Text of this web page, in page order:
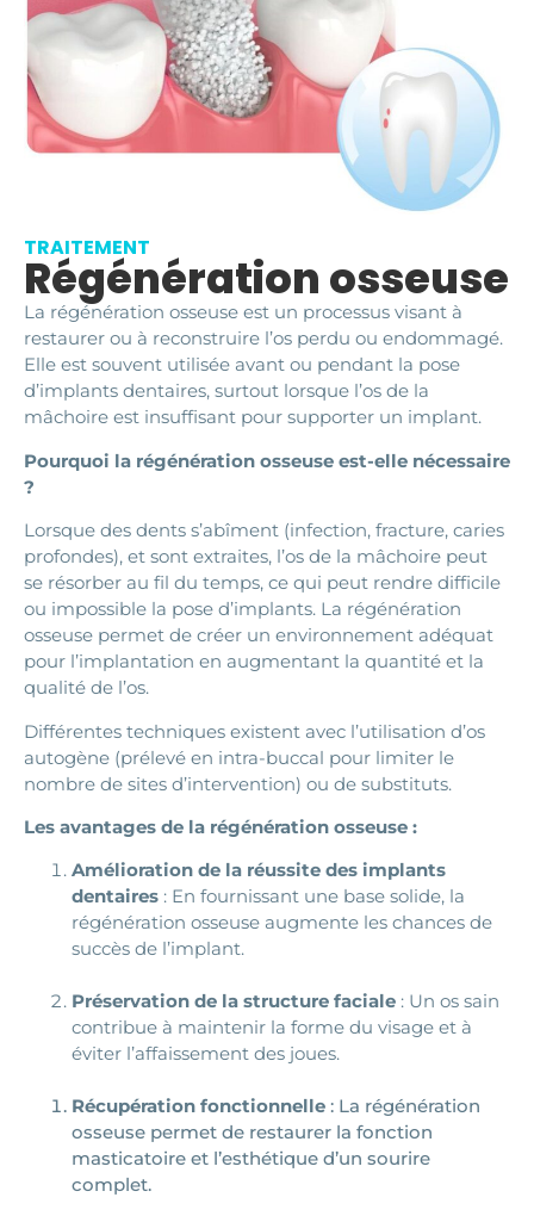
TRAITEMENT
Régénération osseuse
La régénération osseuse est un processus visant à
restaurer ou à reconstruire l’os perdu ou endommagé.
Elle est souvent utilisée avant ou pendant la pose
d’implants dentaires, surtout lorsque l’os de la
mâchoire est insuffisant pour supporter un implant.
Pourquoi la régénération osseuse est-elle nécessaire
?
Lorsque des dents s’abîment (infection, fracture, caries
profondes), et sont extraites, l’os de la mâchoire peut
se résorber au fil du temps, ce qui peut rendre difficile
ou impossible la pose d’implants. La régénération
osseuse permet de créer un environnement adéquat
pour l’implantation en augmentant la quantité et la
qualité de l’os.
Différentes techniques existent avec l’utilisation d’os
autogène (prélevé en intra-buccal pour limiter le
nombre de sites d’intervention) ou de substituts.
Les avantages de la régénération osseuse :
Amélioration de la réussite des implants
dentaires : En fournissant une base solide, la
régénération osseuse augmente les chances de
succès de l’implant.
Préservation de la structure faciale : Un os sain
contribue à maintenir la forme du visage et à
éviter l’affaissement des joues.
Récupération fonctionnelle : La régénération
osseuse permet de restaurer la fonction
masticatoire et l’esthétique d’un sourire
complet.